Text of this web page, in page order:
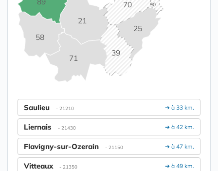
21
25
39
58
70
71
90
➔ à 33 km.
Saulieu - 21210
➔ à 42 km.
Liernais - 21430
➔ à 47 km.
Flavigny-sur-Ozerain - 21150
➔ à 49 km.
Vitteaux - 21350